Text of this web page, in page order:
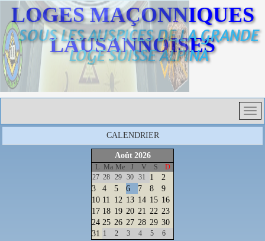
LOGES MAÇONNIQUES
LAUSANNOISES
SOUS LES AUSPICES DE LA GRANDE
LOGE SUISSE ALPINA
CALENDRIER
Août 2026
L Ma Me J V S
D
27 28 29 30 31 1
2
3
4 5 6 7 8
9
10 11 12 13 14 15 16
17 18 19 20 21 22 23
24 25 26 27 28 29 30
31 1 2 3 4 5 6